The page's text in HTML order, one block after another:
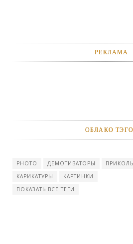
РЕКЛАМА
ОБЛАКО
PHOTO ДЕМОТИВАТОРЫ
КАРИКАТУРЫ
КАРТИНКИ
ПОКАЗАТЬ ВСЕ ТЕГИ